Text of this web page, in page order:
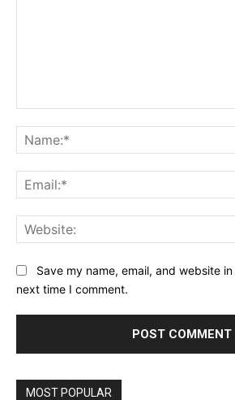
Save my name, email, and website
next time I comment.
MOST POPULAR